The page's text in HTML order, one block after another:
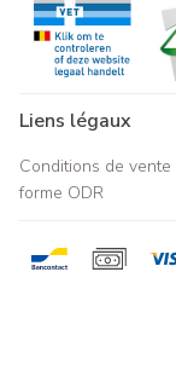
Liens légaux
Conditions de vente
forme ODR